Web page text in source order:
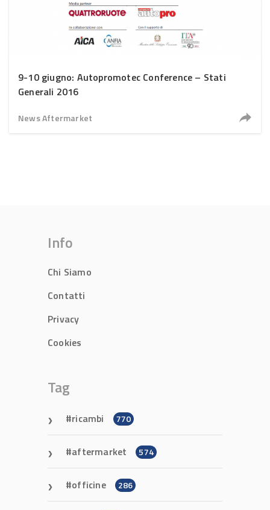
9-10 giugno: Autopromotec Conference – Stati
Generali 2016
News Aftermarket
Info
Chi Siamo
Contatti
Privacy
Cookies
Tag
ricambi 770
aftermarket 574
officine 286